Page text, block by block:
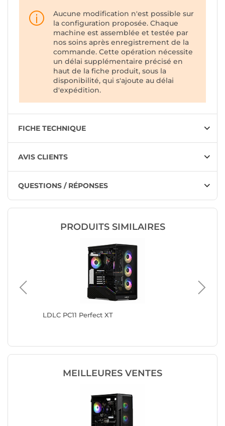
Aucune modification n'est possible sur
la configuration proposée. Chaque
machine est assemblée et testée par
nos soins après enregistrement de la
commande. Cette opération nécessite
un délai supplémentaire précisé en
haut de la fiche produit, sous la
disponibilité, qui s'ajoute au délai
d'expédition.
FICHE TECHNIQUE
AVIS CLIENTS
QUESTIONS / RÉPONSES
PRODUITS SIMILAIRES
LDLC PC11 Perfect XT
MEILLEURES VENTES